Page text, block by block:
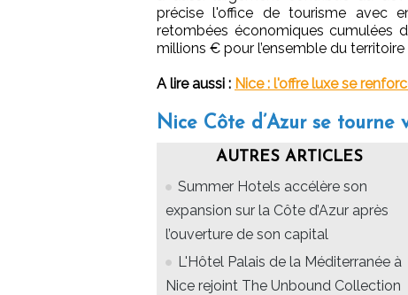
précise l'office de tourisme avec
retombées économiques cumulées
millions € pour l’ensemble du
A lire aussi : Nice : l'offre luxe se
Nice Côte d’Azur se tourne
AUTRES ARTICLES
Summer Hotels accélère son
expansion sur la Côte d’Azur après
l’ouverture de son capital
L'Hôtel Palais de la Méditerranée à
Nice rejoint The Unbound Collection